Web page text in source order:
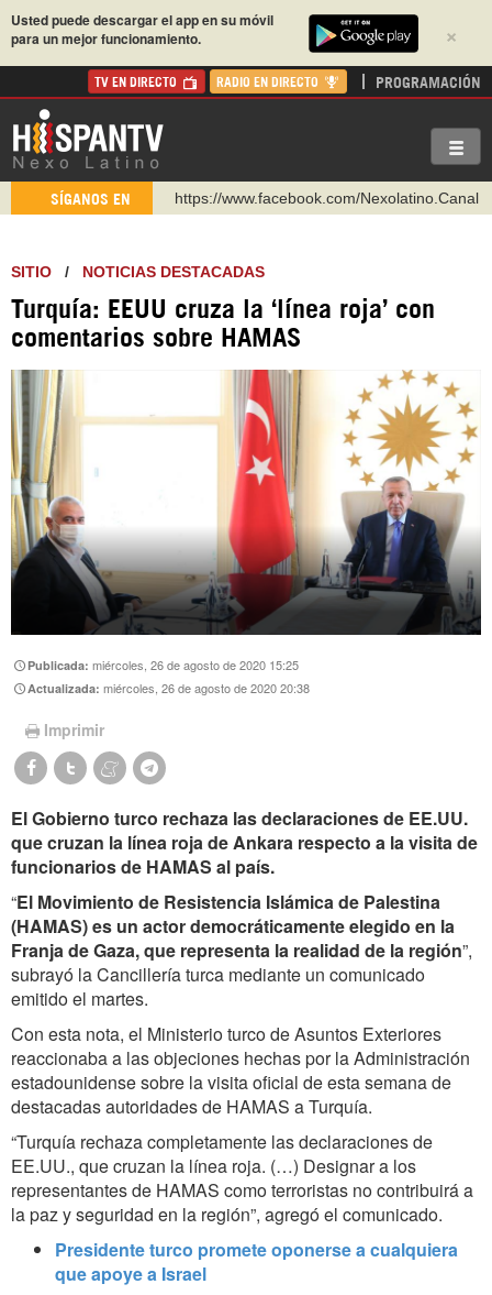
×
Usted puede descargar el app en su móvil
para un mejor funcionamiento.
TV EN DIRECTO RADIO EN DIRECTO PROGRAMACIÓN
SÍGANOS EN
https://www.facebook.com/Nexolatino.Canal
http://twitter.com/nexo_latino
https://t.me/hispantvcanal
https://urmedium.com/c/hispantv
Instagram como: hispan_tv
SITIO / NOTICIAS DESTACADAS
Turquía: EEUU cruza la ‘línea roja’ con
comentarios sobre HAMAS
Publicada:miércoles, 26 de agosto de 2020 15:25
Actualizada:miércoles, 26 de agosto de 2020 20:38
Imprimir
El Gobierno turco rechaza las declaraciones de EE.UU.
que cruzan la línea roja de Ankara respecto a la visita de
funcionarios de HAMAS al país.
“El Movimiento de Resistencia Islámica de Palestina
(HAMAS) es un actor democráticamente elegido en la
Franja de Gaza, que representa la realidad de la región”,
subrayó la Cancillería turca mediante un comunicado
emitido el martes.
Con esta nota, el Ministerio turco de Asuntos Exteriores
reaccionaba a las objeciones hechas por la Administración
estadounidense sobre la visita oficial de esta semana de
destacadas autoridades de HAMAS a Turquía.
“Turquía rechaza completamente las declaraciones de
EE.UU., que cruzan la línea roja. (…) Designar a los
representantes de HAMAS como terroristas no contribuirá a
la paz y seguridad en la región”, agregó el comunicado.
Presidente turco promete oponerse a cualquiera
que apoye a Israel